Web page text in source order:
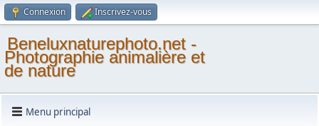
Connexion Inscrivez-vous
Beneluxnaturephoto.net -
Photographie animalière et
de nature
Menu principal